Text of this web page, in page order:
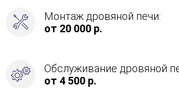
Монтаж дровяной печи:
от 20 000 р.
Обслуживание дровяной
от 4 500 р.